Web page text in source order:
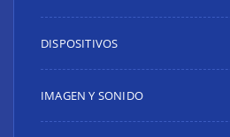
DISPOSITIVOS
IMAGEN Y SONIDO